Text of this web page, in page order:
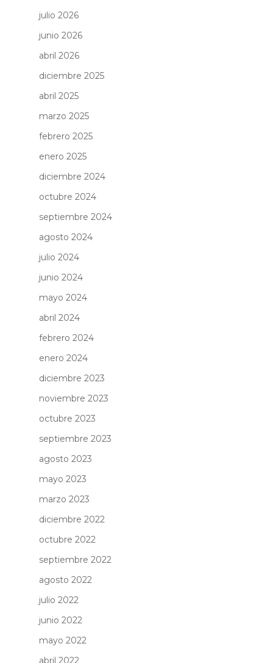
julio 2026
junio 2026
abril 2026
diciembre 2025
abril 2025
marzo 2025
febrero 2025
enero 2025
diciembre 2024
octubre 2024
septiembre 2024
agosto 2024
julio 2024
junio 2024
mayo 2024
abril 2024
febrero 2024
enero 2024
diciembre 2023
noviembre 2023
octubre 2023
septiembre 2023
agosto 2023
mayo 2023
marzo 2023
diciembre 2022
octubre 2022
septiembre 2022
agosto 2022
julio 2022
junio 2022
mayo 2022
abril 2022